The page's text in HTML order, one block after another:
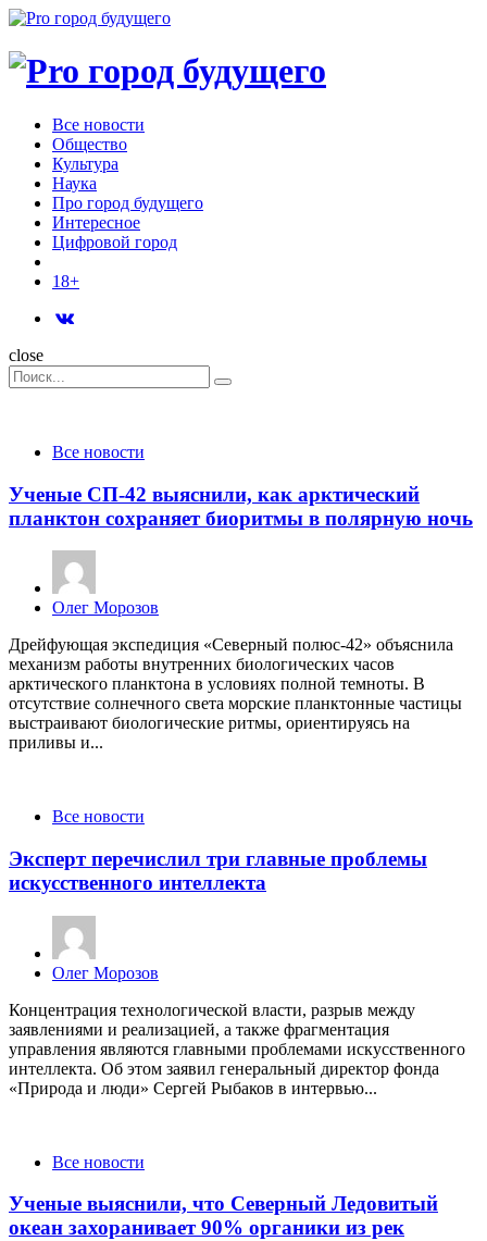
Menu
Menu
Все новости
Общество
Культура
Наука
Про город будущего
Интересное
Цифровой город
18+
Поиск
close
Search
for:
Поиск
CategoriesВсе новости
Ученые СП-42 выяснили, как арктический
планктон сохраняет биоритмы в полярную ночь
Posted
Олег Морозов
Дрейфующая экспедиция «Северный полюс-42» объяснила
механизм работы внутренних биологических часов
арктического планктона в условиях полной темноты. В
отсутствие солнечного света морские планктонные частицы
выстраивают биологические ритмы, ориентируясь на
приливы и...
CategoriesВсе новости
Эксперт перечислил три главные проблемы
искусственного интеллекта
Posted
Олег Морозов
Концентрация технологической власти, разрыв между
заявлениями и реализацией, а также фрагментация
управления являются главными проблемами искусственного
интеллекта. Об этом заявил генеральный директор фонда
«Природа и люди» Сергей Рыбаков в интервью...
CategoriesВсе новости
Ученые выяснили, что Северный Ледовитый
океан захоранивает 90% органики из рек